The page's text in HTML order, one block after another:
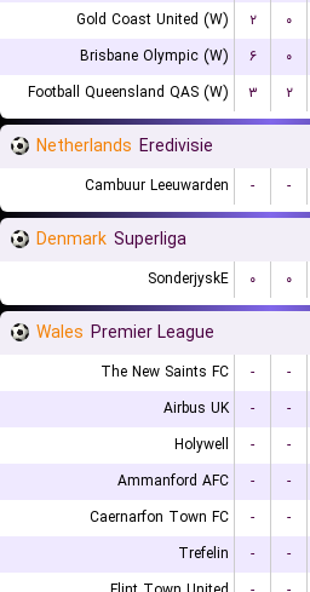
Gold Coast United (W)
۲ ۰
Brisbane Olympic (W)
۶ ۰
Football Queensland QAS (W)
۳ ۲
Netherlands Eredivisie
Cambuur Leeuwarden - -
Denmark Superliga
SonderjyskE ۰ ۰
Wales Premier League
The New Saints FC - -
Airbus UK
- -
Holywell
- -
Ammanford AFC
- -
Caernarfon Town FC
- -
Trefelin
- -